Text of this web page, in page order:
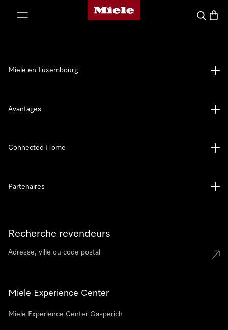
Page d'accueil de Miele
Panier
Recherche revendeurs
Miele Experience Center
Miele Experience Center Gasperich
Miele en Luxembourg
Avantages
Connected Home
Partenaires